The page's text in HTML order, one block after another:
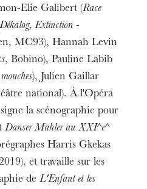
Elie Galibert (Race
Dékalog, Extinction -
MC93), Hannah Levin
, Bobino), Pauline Labib
), Julien Gaillar
national). À l'Opéra
la scénographie pour
Danser Mahler au XXI^e^
Harris Gkekas
et travaille sur les
deL'Enfant et les